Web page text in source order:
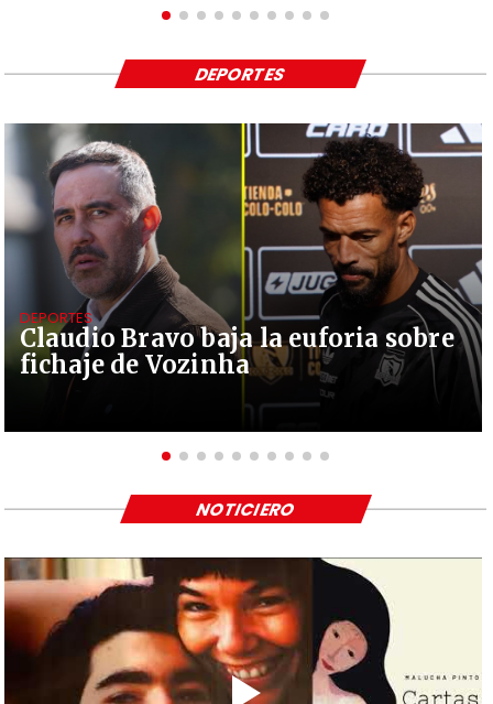
Claudio Bravo baja la euforia sobre
fichaje de Vozinha
DEPORTES
DEPORTES
NOTICIERO